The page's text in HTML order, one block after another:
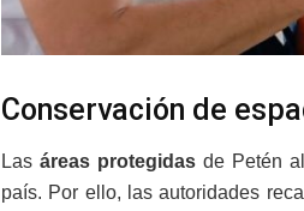
Conservación de
Las áreas protegidas de Petén
país. Por ello, las autoridades